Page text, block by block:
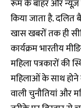
रूम के बाहर और न्यूज़
किया जाता है.
खास खबरों तक ही
कार्यक्रम भारतीय
महिला पत्रकारों की
महिलाओं के साथ होने
वाली चुनौतियां